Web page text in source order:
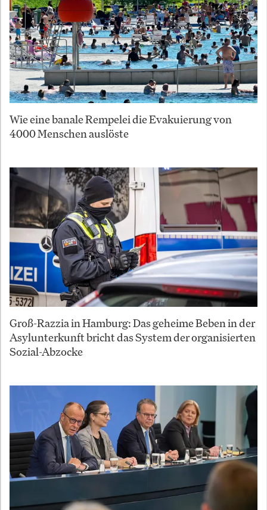
Wie eine banale Rempelei die Evakuierung von
4000 Menschen auslöste
Groß-Razzia in Hamburg: Das geheime Beben in der
Asylunterkunft bricht das System der organisierten
Sozial-Abzocke